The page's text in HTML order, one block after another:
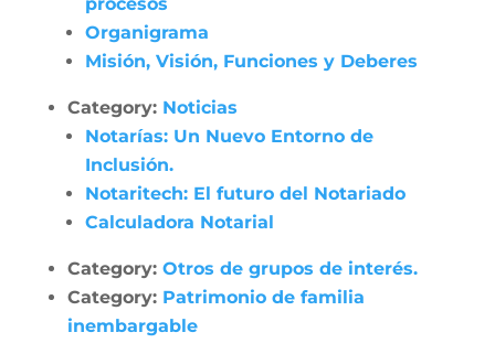
Organigrama
Misión, Visión, Funciones y Deberes
Category: Noticias
Notarías: Un Nuevo Entorno de
Inclusión.
Notaritech: El futuro del Notariado
Calculadora Notarial
Category: Otros de grupos de interés.
Category: Patrimonio de familia
inembargable